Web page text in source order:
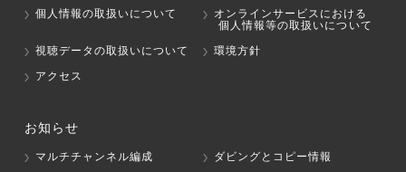
個人情報の取扱いについて
オンラインサービスにおける
個人情報等の取扱いについて
視聴データの取扱いについて
環境方針
アクセス
お知らせ
マルチチャンネル編成 ダビングとコピー情報